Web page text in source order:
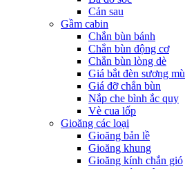
Cản sau
Gầm cabin
Chắn bùn bánh
Chắn bùn động cơ
Chắn bùn lòng dè
Giá bắt đèn sương mù
Giá đỡ chắn bùn
Nắp che bình ắc quy
Vè cua lốp
Gioăng các loại
Gioăng bản lề
Gioăng khung
Gioăng kính chắn gió